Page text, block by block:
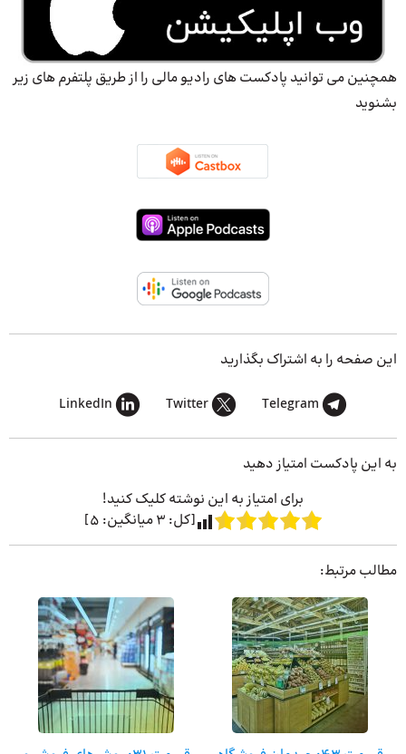
همچنین می توانید پادکست های رادیو مالی را از طریق پلتفرم های زیر
بشنوید
این صفحه را به اشتراک بگذارید
Telegram
Twitter
LinkedIn
به این پادکست امتیاز دهید
برای امتیاز به این نوشته کلیک کنید!
[کل: 3میانگین: 5
]
مطالب مرتبط: